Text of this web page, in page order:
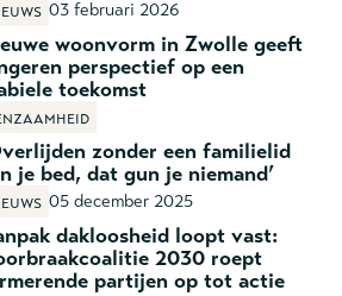
woonvorm in Zwolle geeft
perspectief op een
toekomst
03 februari 2026
zonder een familielid
je bed, dat gun je niemand’
dakloosheid loopt vast:
2030 roept
partijen op tot actie
05 december 2025